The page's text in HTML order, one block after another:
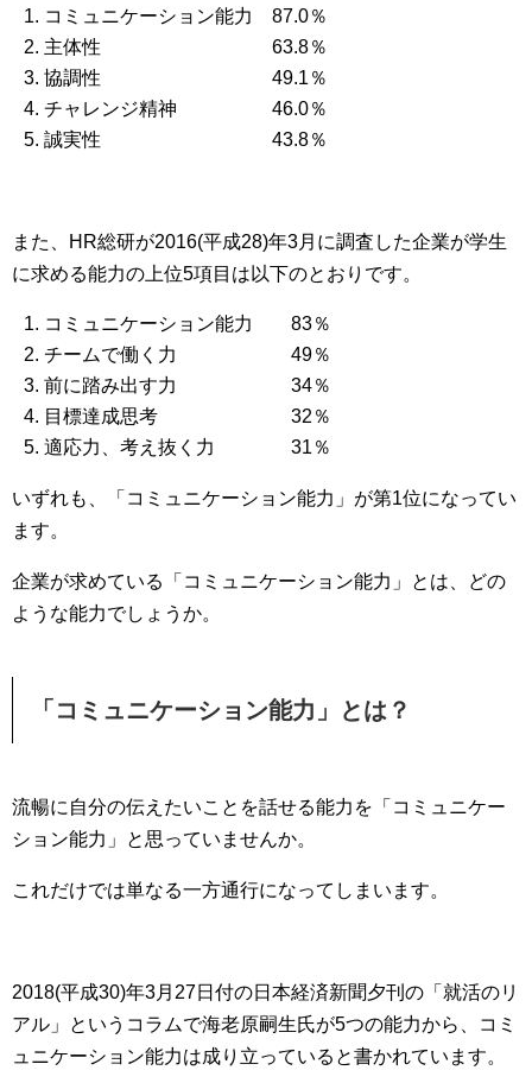
コミュニケーション能力 87.0％
主体性 63.8％
協調性 49.1％
チャレンジ精神 46.0％
誠実性 43.8％
また、HR総研が2016(平成28)年3月に調査した企業が学生
に求める能力の上位5項目は以下のとおりです。
コミュニケーション能力 83％
チームで働く力 49％
前に踏み出す力 34％
目標達成思考 32％
適応力、考え抜く力 31％
いずれも、「コミュニケーション能力」が第1位になってい
ます。
企業が求めている「コミュニケーション能力」とは、どの
ような能力でしょうか。
「コミュニケーション能力」とは？
流暢に自分の伝えたいことを話せる能力を「コミュニケー
ション能力」と思っていませんか。
これだけでは単なる一方通行になってしまいます。
2018(平成30)年3月27日付の日本経済新聞夕刊の「就活のリ
アル」というコラムで海老原嗣生氏が5つの能力から、コミ
ュニケーション能力は成り立っていると書かれています。